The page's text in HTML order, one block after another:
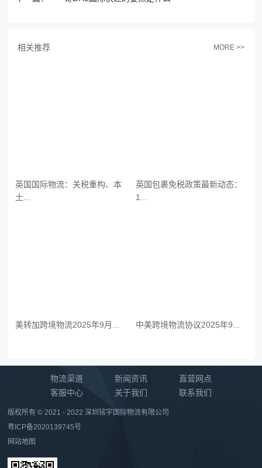
相关推荐 MORE >>
英国国际物流：关税重构、本
土...
英国包裹免税政策最新动态：
1...
美转加跨境物流2025年9月... 中美跨境物流协议2025年9...
物流渠道 新闻资讯
直营网点
客服中心
关于我们 联系我们
版权所有 © 2021 - 2022 深圳铭宇国际物流有限公司
粤ICP备2020139745号
网站地图